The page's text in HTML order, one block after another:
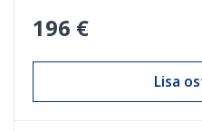
196 €
Lisa